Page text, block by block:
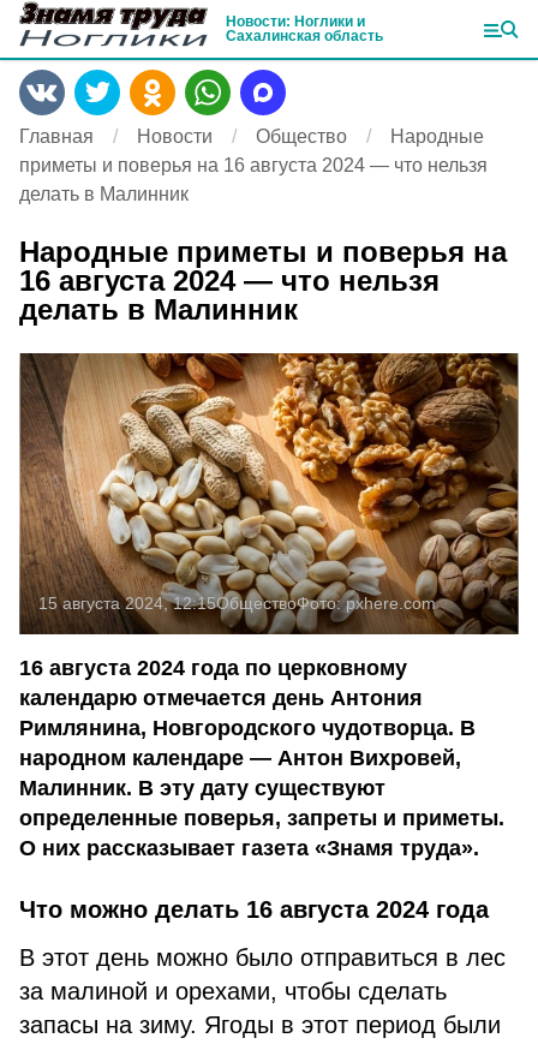
Новости: Ноглики и
Сахалинская область
Главная Новости Общество
Народные
приметы и поверья на 16 августа 2024 — что нельзя
делать в Малинник
Народные приметы и поверья на
16 августа 2024 — что нельзя
делать в Малинник
15 августа 2024, 12:15ОбществоФото:pxhere.com
16 августа 2024 года по церковному
календарю отмечается день Антония
Римлянина, Новгородского чудотворца. В
народном календаре — Антон Вихровей,
Малинник. В эту дату существуют
определенные поверья, запреты и приметы.
О них рассказывает газета «Знамя труда».
Что можно делать 16 августа 2024 года
В этот день можно было отправиться в лес
за малиной и орехами, чтобы сделать
запасы на зиму. Ягоды в этот период были